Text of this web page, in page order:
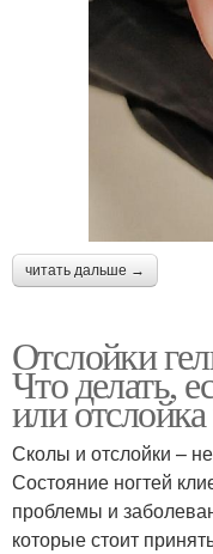
читать дальше →
Отслойки
Что делать,
или
Сколы и отслойки –
Состояние ногтей
проблемы и
которые стоит